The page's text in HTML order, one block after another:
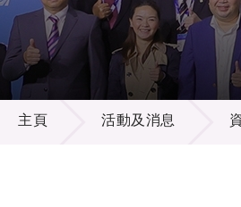
活動及消息
主頁 活動及消息